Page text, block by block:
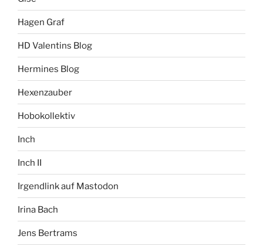
Hagen Graf
HD Valentins Blog
Hermines Blog
Hexenzauber
Hobokollektiv
Inch
Inch II
Irgendlink auf Mastodon
Irina Bach
Jens Bertrams